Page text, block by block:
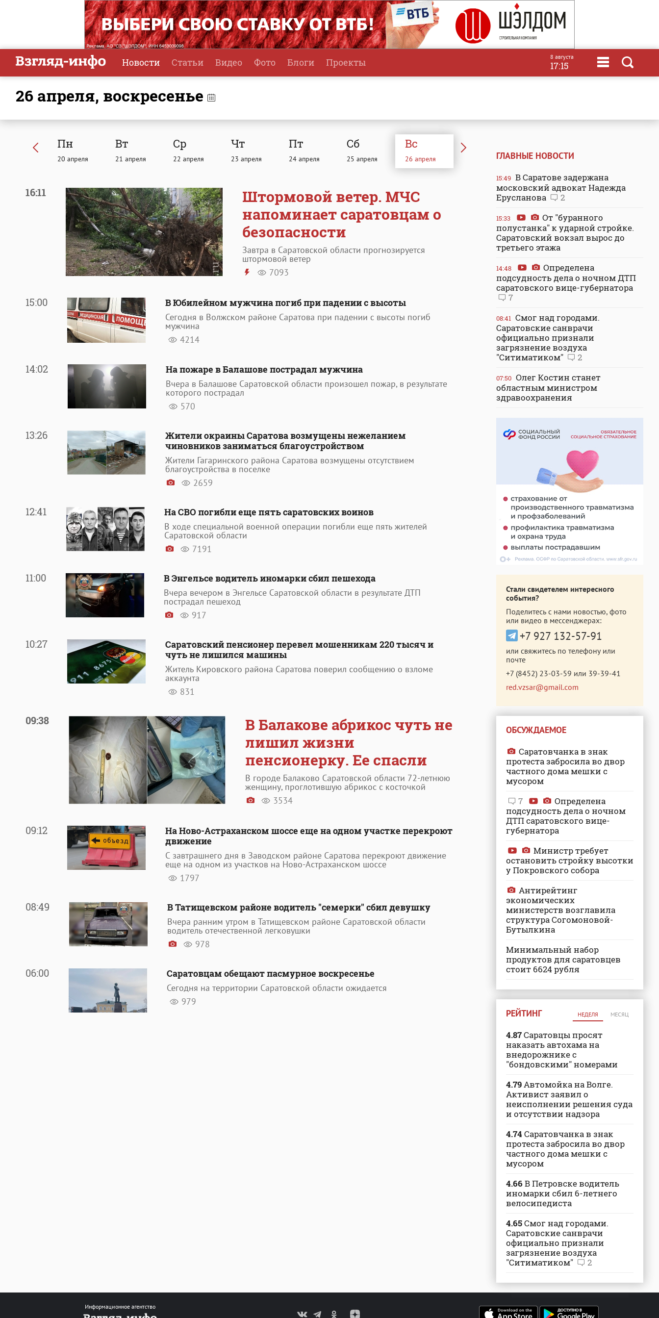
Новости Статьи Видео Фото Блоги Проекты 8 августа
17:15
26 апреля, воскресенье
Пн
20 апреля
Вт
21 апреля
Ср
22 апреля
Чт
23 апреля
Пт
24 апреля
Сб
25 апреля
Вc
26 апреля
16:11
Штормовой ветер. МЧС
напоминает саратовцам о
безопасности
Завтра в Саратовской области прогнозируется
штормовой ветер
7093
15:00 В Юбилейном мужчина погиб при падении с высоты
Сегодня в Волжском районе Саратова при падении с высоты погиб
мужчина
4214
14:02 На пожаре в Балашове пострадал мужчина
Вчера в Балашове Саратовской области произошел пожар, в результате
которого пострадал
570
13:26
Жители окраины Саратова возмущены нежеланием
чиновников заниматься благоустройством
Жители Гагаринского района Саратова возмущены отсутствием
благоустройства в поселке
2659
12:41 На СВО погибли еще пять саратовских воинов
В ходе специальной военной операции погибли еще пять жителей
Саратовской области
7191
11:00 В Энгельсе водитель иномарки сбил пешехода
Вчера вечером в Энгельсе Саратовской области в результате ДТП
пострадал пешеход
917
10:27
Саратовский пенсионер перевел мошенникам 220 тысяч и
чуть не лишился машины
Житель Кировского района Саратова поверил сообщению о взломе
аккаунта
831
09:38
В Балакове абрикос чуть не
лишил жизни
пенсионерку. Ее спасли
В городе Балаково Саратовской области 72-летнюю
женщину, проглотившую абрикос с косточкой
3534
09:12
На Ново-Астраханском шоссе еще на одном участке перекроют
движение
С завтрашнего дня в Заводском районе Саратова перекроют движение
еще на одном из участков на Ново-Астраханском шоссе
1797
08:49 В Татищевском районе водитель "семерки" сбил девушку
Вчера ранним утром в Татищевском районе Саратовской области
водитель отечественной легковушки
978
06:00 Саратовцам обещают пасмурное воскресенье
Сегодня на территории Саратовской области ожидается
979
ГЛАВНЫЕ НОВОСТИ
15:49 В Саратове задержана
московский адвокат Надежда
Ерусланова
2
15:33
От "буранного
полустанка" к ударной стройке.
Саратовский вокзал вырос до
третьего этажа
14:48
Определена
подсудность дела о ночном ДТП
саратовского вице-губернатора
7
08:41 Смог над городами.
Саратовские санврачи
официально признали
загрязнение воздуха
"Ситиматиком"
2
07:50 Олег Костин станет
областным министром
здравоохранения
Стали свидетелем интересного
события?
Поделитесь с нами новостью, фото
или видео в мессенджерах:
+7 927 132-57-91
или свяжитесь по телефону или
почте
+7 (8452) 23-03-59 или 39-39-41
red.vzsar@gmail.com
ОБСУЖДАЕМОЕ
Саратовчанка в знак
протеста забросила во двор
частного дома мешки с
мусором
7
Определена
подсудность дела о ночном
ДТП саратовского вице-
губернатора
Министр требует
остановить стройку высотки
у Покровского собора
Антирейтинг
экономических
министерств возглавила
структура Согомоновой-
Бутылкина
Минимальный набор
продуктов для саратовцев
стоит 6624 рубля
РЕЙТИНГ НЕДЕЛЯ МЕСЯЦ
4.87Саратовцы просят
наказать автохама на
внедорожнике с
"бондовскими" номерами
4.79Автомойка на Волге.
Активист заявил о
неисполнении решения суда
и отсутствии надзора
4.74Саратовчанка в знак
протеста забросила во двор
частного дома мешки с
мусором
4.66 В Петровске водитель
иномарки сбил 6-летнего
велосипедиста
4.65Смог над городами.
Саратовские санврачи
официально признали
загрязнение воздуха
"Ситиматиком"
2
Информационное агентство